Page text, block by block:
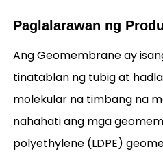
Paglalarawan ng
Ang Geomembrane ay
tinatablan ng tubig at
molekular na timbang na
nahahati ang mga
polyethylene (LDPE)